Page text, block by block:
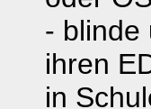
- blinde
ihren
in